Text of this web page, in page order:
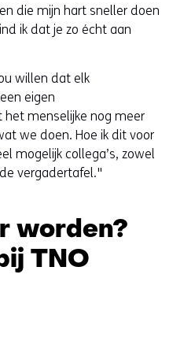
die mijn hart sneller doen
ik dat je zo écht aan
willen dat elk
eigen
menselijke nog meer
we doen. Hoe ik dit voor
mogelijk collega’s, zowel
vergadertafel."
worden?
TNO